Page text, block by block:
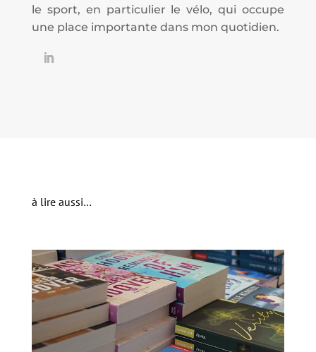
le sport, en particulier le vélo, qui occupe
une place importante dans mon quotidien.
à lire aussi…